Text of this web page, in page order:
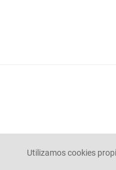
Utilizamos cookies
© Mercaldas